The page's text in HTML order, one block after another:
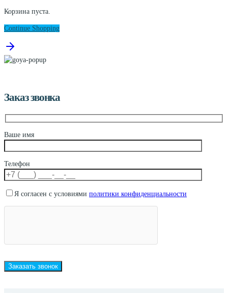
Корзина пуста.
Continue Shopping
Заказ звонка
Ваше имя
Телефон
Я согласен с условиями политики конфиденциальности